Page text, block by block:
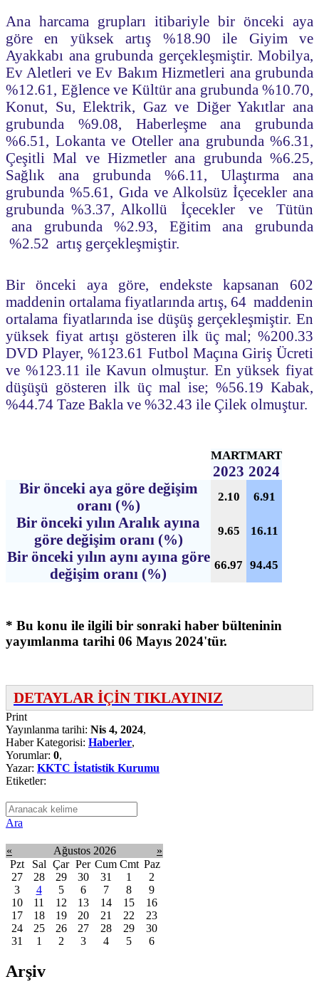
Ana harcama grupları itibariyle bir önceki aya
göre en yüksek artış %18.90 ile Giyim ve
Ayakkabı ana grubunda gerçekleşmiştir. Mobilya,
Ev Aletleri ve Ev Bakım Hizmetleri ana grubunda
%12.61, Eğlence ve Kültür ana grubunda %10.70,
Konut, Su, Elektrik, Gaz ve Diğer Yakıtlar ana
grubunda %9.08, Haberleşme ana grubunda
%6.51, Lokanta ve Oteller ana grubunda %6.31,
Çeşitli Mal ve Hizmetler ana grubunda %6.25,
Sağlık ana grubunda %6.11, Ulaştırma ana
grubunda %5.61, Gıda ve Alkolsüz İçecekler ana
grubunda %3.37, Alkollü İçecekler ve Tütün
ana grubunda %2.93, Eğitim ana grubunda
%2.52 artış gerçekleşmiştir.
Bir önceki aya göre, endekste kapsanan 602
maddenin ortalama fiyatlarında artış, 64 maddenin
ortalama fiyatlarında ise düşüş gerçekleşmiştir. En
yüksek fiyat artışı gösteren ilk üç mal; %200.33
DVD Player, %123.61 Futbol Maçına Giriş Ücreti
ve %123.11 ile Kavun olmuştur. En yüksek fiyat
düşüşü gösteren ilk üç mal ise; %56.19 Kabak,
%44.74 Taze Bakla ve %32.43 ile Çilek olmuştur.
MARTMART
2023 2024
Bir önceki aya göre değişim
oranı (%)
2.10 6.91
Bir önceki yılın Aralık ayına
göre değişim oranı (%)
9.65 16.11
Bir önceki yılın aynı ayına göre
değişim oranı (%)
66.97 94.45
* Bu konu ile ilgili bir sonraki haber bülteninin
yayımlanma tarihi 06 Mayıs 2024'tür.
DETAYLAR İÇİN TIKLAYINIZ
Print
Yayınlanma tarihi: Nis 4, 2024,
Haber Kategorisi: Haberler,
Yorumlar: 0,
Yazar: KKTC İstatistik Kurumu
Etiketler:
Ara
« Ağustos 2026
»
Pzt
Sal Çar Per Cum Cmt Paz
27
28 29 30 31 1
2
3
4 5 6 7 8
9
10
11 12 13 14 15
16
17
18 19 20 21 22
23
24
25 26 27 28 29
30
31
1 2 3 4 5 6
Arşiv